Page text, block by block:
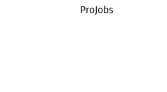
ProJobs